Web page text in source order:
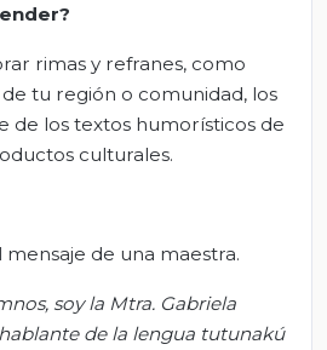
rimas y refranes, como
tu región o comunidad, los
de los textos humorísticos de
culturales.
de una maestra.
soy la Mtra. Gabriela
de la lengua tutunakú